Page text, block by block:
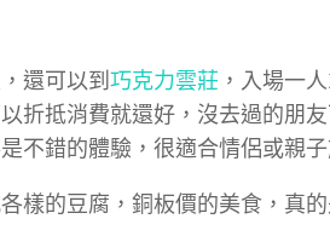
，還可以到 巧克力雲莊 ，入場一
折抵消費就還好，沒去過的朋
不錯的體驗，很適合情侶或親
樣的豆腐，銅板價的美食，真